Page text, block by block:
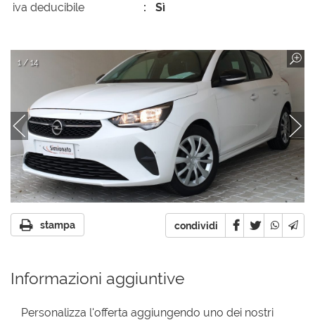
iva deducibile Sì
1 / 14
stampa condividi
Informazioni aggiuntive
Personalizza l'offerta aggiungendo uno dei nostri